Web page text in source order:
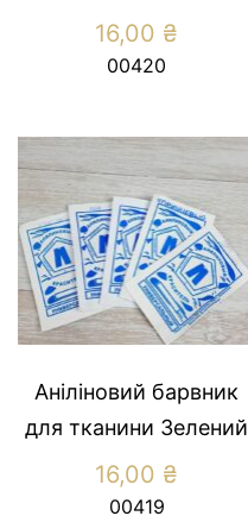
16,00 ₴
00420
Аніліновий барвник
для тканини Зелений
16,00 ₴
00419